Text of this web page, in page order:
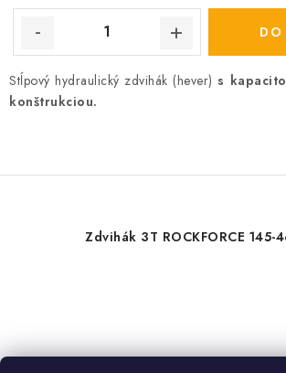
Stĺpový hydraulický zdvihák (hever)s
konštrukciou.
Zdvihák 3T ROCKFORCE 145-